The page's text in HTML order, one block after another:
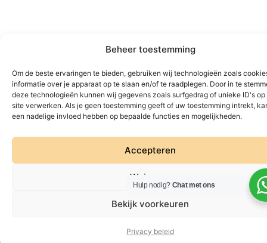
Beheer toestemming
Om de beste ervaringen te bieden, gebruiken wij technologieën zoals
informatie over je apparaat op te slaan en/of te raadplegen. Door in te
deze technologieën kunnen wij gegevens zoals surfgedrag of unieke ID's op
site verwerken. Als je geen toestemming geeft of uw toestemming intrekt,
een nadelige invloed hebben op bepaalde functies en mogelijkheden.
Accepteren
Weigeren
Bekijk voorkeuren
Privacy beleid
Hulp nodig? Chat met ons